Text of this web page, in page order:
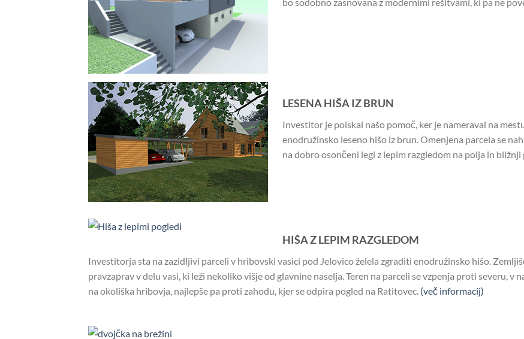
LESENA HIŠA IZ BRUN
Investitor je poiskal našo pomoč, ker je nameraval na
enodružinsko leseno hišo iz brun. Omenjena parcela se
na dobro osončeni legi z lepim razgledom na polja in bližnji
HIŠA Z LEPIM RAZGLEDOM
Investitorja sta na zazidljivi parceli v hribovski vasici pod Jelovico želela zgraditi enodružinsko hišo.
pravzaprav v delu vasi, ki leži nekoliko višje od glavnine naselja. Teren na parceli se vzpenja proti severu,
na okoliška hribovja, najlepše pa proti zahodu, kjer se odpira pogled na Ratitovec. (več informacij)